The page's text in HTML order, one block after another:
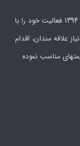
تیم هنری کلک عشق با هدف اعتلای هنر این مرز و بوم از سال 1394 فعالیت خود را با
علاقه مندان، اقدام
مناسب نموده